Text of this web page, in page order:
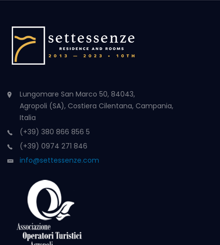
Lungomare San Marco 50, 84043,
Agropoli (SA), Costiera Cilentana, Campania,
Italia
(+39) 380 866 856 5
(+39) 0974 271 846
info@settessenze.com